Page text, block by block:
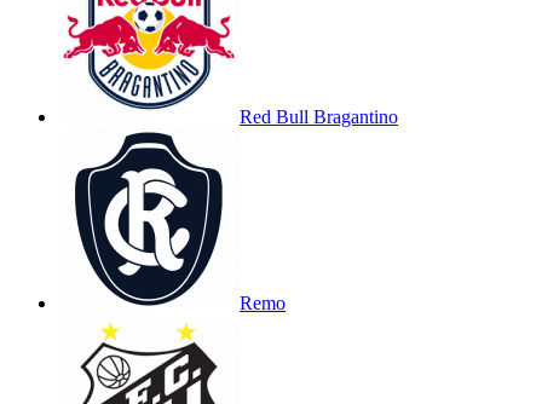
Red Bull Bragantino
Remo